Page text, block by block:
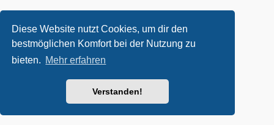
Diese Website nutzt Cookies, um dir den
bestmöglichen Komfort bei der Nutzung zu
bieten. Mehr erfahren
Verstanden!